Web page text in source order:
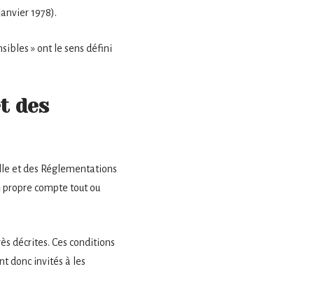
1978).
» ont le sens défini
des
et des Réglementations
compte tout ou
décrites. Ces conditions
donc invités à les